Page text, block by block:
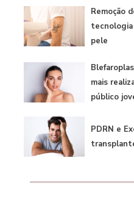
Remoção
tecnologia
pele
mais
público
PDRN e